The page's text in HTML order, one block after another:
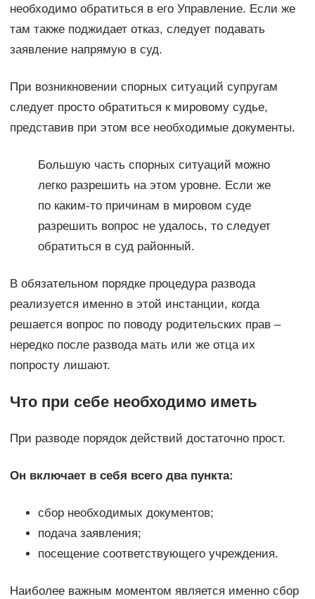
необходимо обратиться в его Управление. Если же
там также поджидает отказ, следует подавать
заявление напрямую в суд.
При возникновении спорных ситуаций супругам
следует просто обратиться к мировому судье,
представив при этом все необходимые документы.
Большую часть спорных ситуаций можно
легко разрешить на этом уровне. Если же
по каким-то причинам в мировом суде
разрешить вопрос не удалось, то следует
обратиться в суд районный.
В обязательном порядке процедура развода
реализуется именно в этой инстанции, когда
решается вопрос по поводу родительских прав –
нередко после развода мать или же отца их
попросту лишают.
Что при себе необходимо иметь
При разводе порядок действий достаточно прост.
Он включает в себя всего два пункта:
сбор необходимых документов;
подача заявления;
посещение соответствующего учреждения.
Наиболее важным моментом является именно сбор